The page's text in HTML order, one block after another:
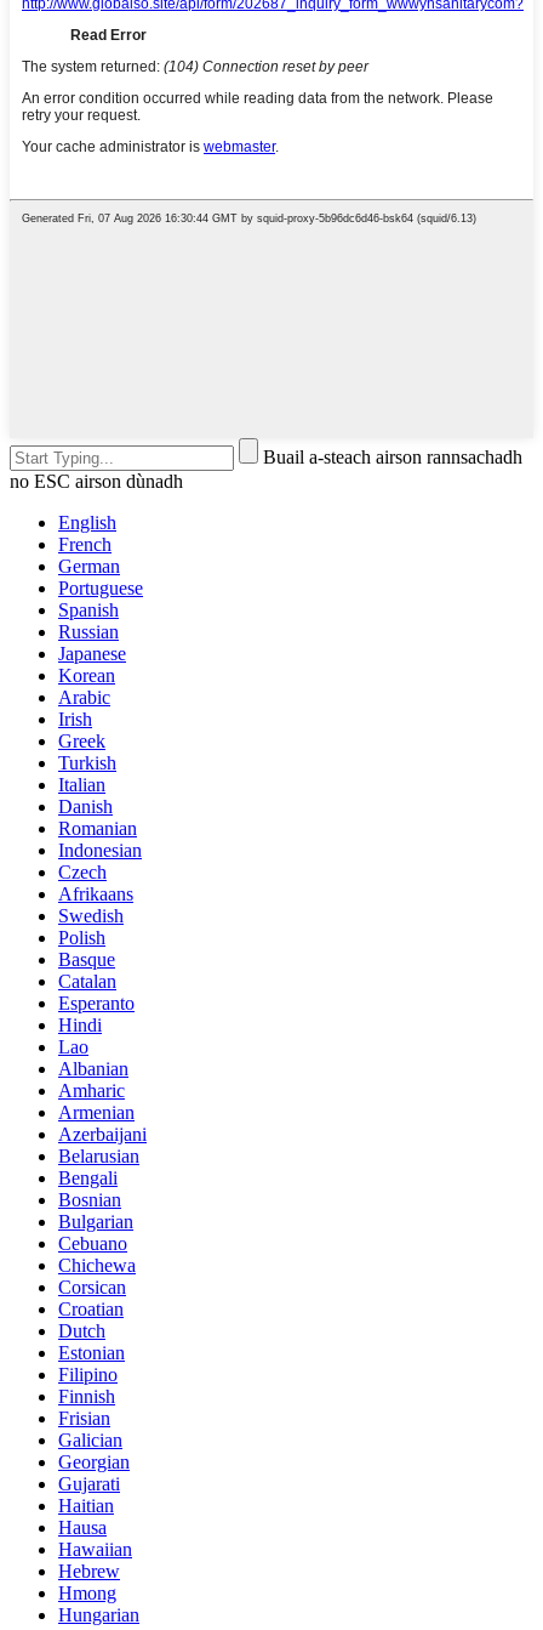
Buail a-steach airson rannsachadh
no ESC airson dùnadh
English
French
German
Portuguese
Spanish
Russian
Japanese
Korean
Arabic
Irish
Greek
Turkish
Italian
Danish
Romanian
Indonesian
Czech
Afrikaans
Swedish
Polish
Basque
Catalan
Esperanto
Hindi
Lao
Albanian
Amharic
Armenian
Azerbaijani
Belarusian
Bengali
Bosnian
Bulgarian
Cebuano
Chichewa
Corsican
Croatian
Dutch
Estonian
Filipino
Finnish
Frisian
Galician
Georgian
Gujarati
Haitian
Hausa
Hawaiian
Hebrew
Hmong
Hungarian